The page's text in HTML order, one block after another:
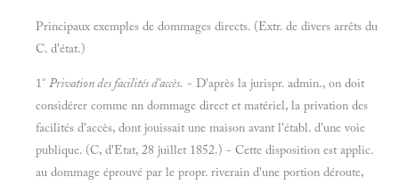
Principaux exemples de dommages directs. (Extr. de divers arrêts du
C. d'état.)
1° Privation des facilités d'accès. - D'après la jurispr. admin., on doit
considérer comme nn dommage direct et matériel, la privation des
facilités d'accès, dont jouissait une maison avant l'établ. d'une voie
publique. (C, d'Etat, 28 juillet 1852.) - Cette disposition est applic.
au dommage éprouvé par le propr. riverain d'une portion déroute,